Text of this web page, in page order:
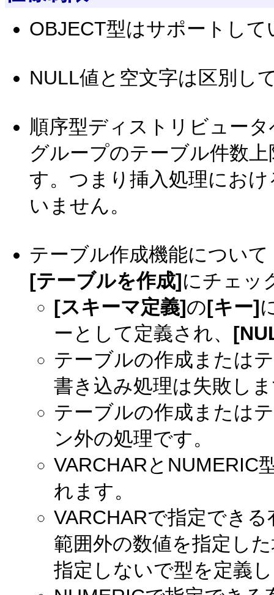
OBJECT型はサポートして
NULL値と空文字は区別し
順序型ディストリビュー
グループのテーブル件数
す。つまり挿入処理にお
いません。
テーブル作成機能について
[テーブルを作成]にチェッ
[スキーマ定義]の[キー]
ーとして定義され、
テーブルの作成または
書き込み処理は失敗し
テーブルの作成または
ン外の処理です。
VARCHARとNUMERIC
れます。
VARCHARで指定でき
範囲外の数値を指定し
指定しないで型を定義